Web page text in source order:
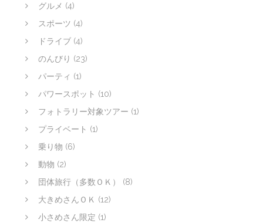
グルメ (4)
スポーツ (4)
ドライブ (4)
のんびり (23)
パーティ (1)
パワースポット (10)
フォトラリー対象ツアー (1)
プライベート (1)
乗り物 (6)
動物 (2)
団体旅行（多数ＯＫ）
(8)
大きめさんＯＫ (12)
小さめさん限定 (1)